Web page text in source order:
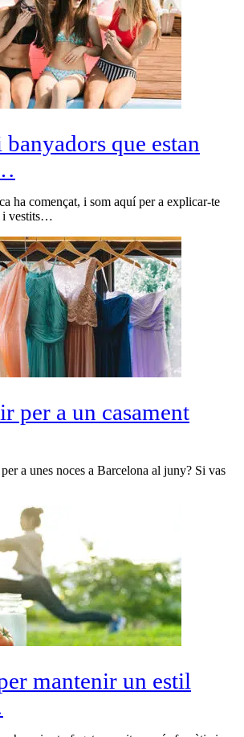
que estan
ha començat, i som aquí per a explicar-te
i vestits…
per a un casament
a unes noces a Barcelona al juny? Si vas
mantenir un estil